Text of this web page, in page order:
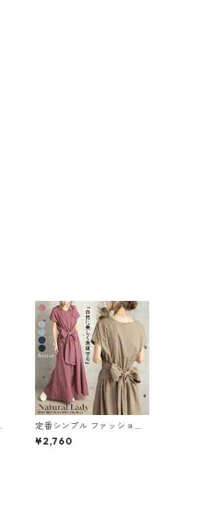
定番シンプル ファッション
半袖 バックリボン 6色展開
ワンピース m-734
¥2,760